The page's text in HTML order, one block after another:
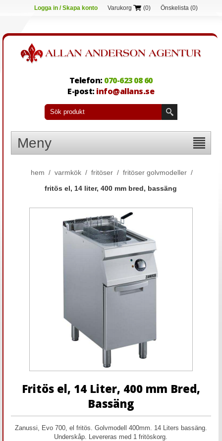
Logga in / Skapa konto Varukorg (0) Önskelista (0)
Telefon: 070-623 08 60
E-post: info@allans.se
Meny
hem / varmkök / fritöser / fritöser golvmodeller /
fritös el, 14 liter, 400 mm bred, bassäng
Fritös el, 14 Liter, 400 mm Bred,
Bassäng
Zanussi, Evo 700, el fritös. Golvmodell 400mm. 14 Liters bassäng.
Underskåp. Levereras med 1 fritöskorg.